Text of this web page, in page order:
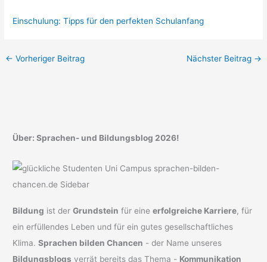
Einschulung: Tipps für den perfekten Schulanfang
← Vorheriger Beitrag Nächster Beitrag →
Über: Sprachen- und Bildungsblog 2026!
Bildung ist derGrundstein für eineerfolgreiche Karriere, für
ein erfüllendes Leben und für ein gutes gesellschaftliches
Klima.Sprachen bilden Chancen - der Name unseres
Bildungsblogs verrät bereits das Thema - Kommunikation